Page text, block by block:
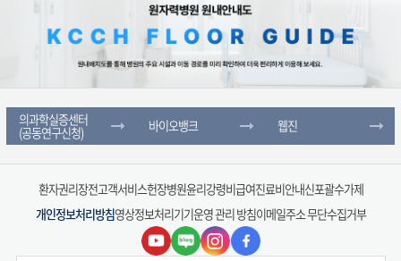
의과학실증센터
(공동연구신청) 바이오뱅크
국가방사선혈액자원은행
방사선조직자원은행
웹진
환자권리장전고객서비스헌장병원윤리강령비급여진료비안내신포괄수가제
개인정보처리방침영상정보처리기기운영 관리 방침이메일주소 무단수집거부